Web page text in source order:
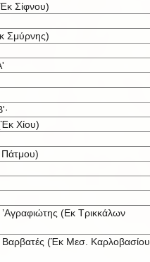
Σίφνου)
Σμύρνης)
Χίου)
(Εκ Τρικκάλων
Βαρβατές (Έκ Μεσ. Καρλοβασίου